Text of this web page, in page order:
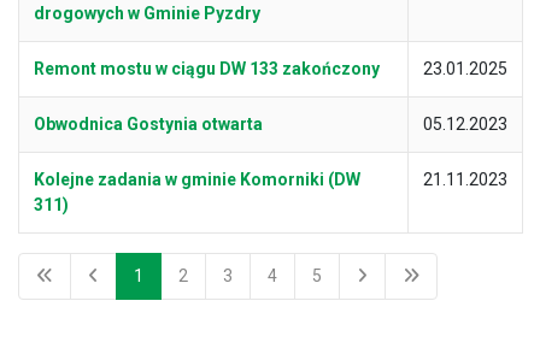
drogowych w Gminie Pyzdry
Remont mostu w ciągu DW 133 zakończony 23.01.2025
Obwodnica Gostynia otwarta 05.12.2023
Kolejne zadania w gminie Komorniki (DW
311)
21.11.2023
1 2 3 4 5